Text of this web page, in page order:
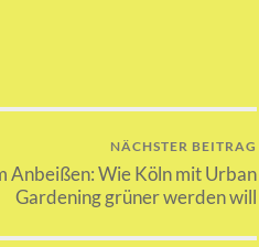
NÄCHSTER BEITRAG
Anbeißen: Wie Köln mit Urban
Gardening grüner werden will